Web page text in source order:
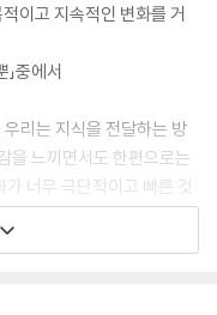
이고 지속적인 변화를 거
중에서
리는 지식을 전달하는 방
을 느끼면서도 한편으로는
가 너무 극단적이고 빠른 것
중에서